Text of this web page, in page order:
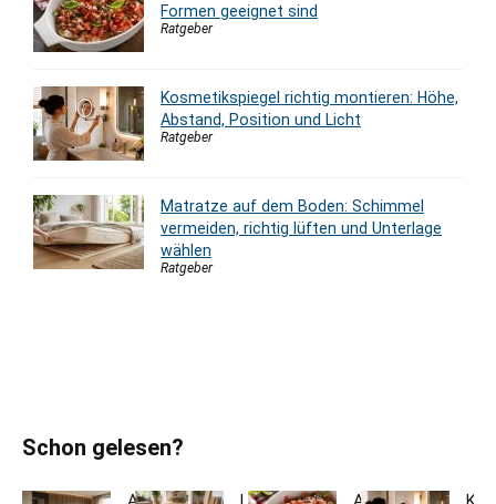
Formen geeignet sind
Ratgeber
Kosmetikspiegel richtig montieren: Höhe,
Abstand, Position und Licht
Ratgeber
Matratze auf dem Boden: Schimmel
vermeiden, richtig lüften und Unterlage
wählen
Ratgeber
Schon gelesen?